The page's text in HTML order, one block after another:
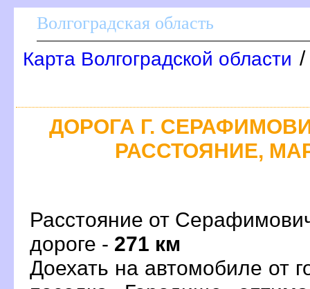
олгоградская область
Карта Волгоградской области /
ДОРОГА Г.
РАССТОЯНИЕ,
Расстояние от
дороге - 271 км
Доехать на автомобиле от